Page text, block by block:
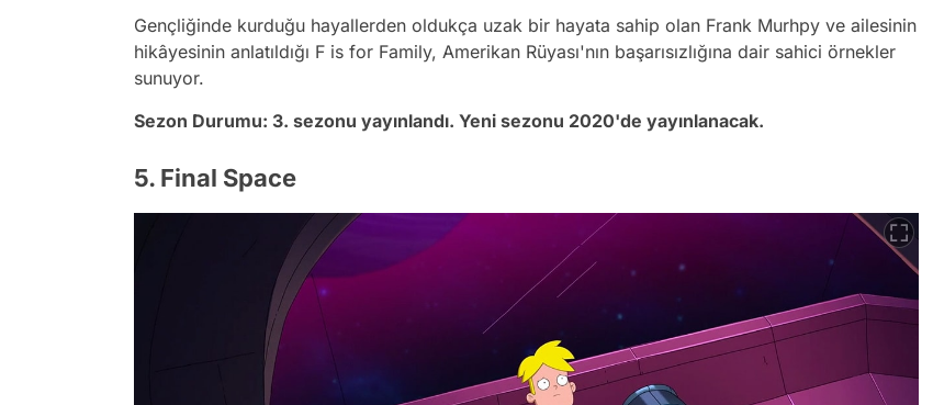
Gençliğinde kurduğu hayallerden oldukça uzak bir hayata sahip olan Frank Murhpy ve ailesinin
hikâyesinin anlatıldığı F is for Family, Amerikan Rüyası'nın başarısızlığına dair sahici örnekler
sunuyor.
Sezon Durumu: 3. sezonu yayınlandı. Yeni sezonu 2020'de yayınlanacak.
5. Final Space